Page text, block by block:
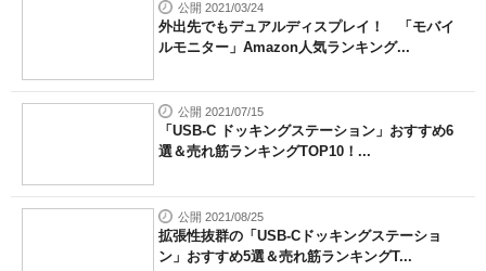
公開 2021/03/24
外出先でもデュアルディスプレイ！ 「モバイ
ルモニター」Amazon人気ランキング...
公開 2021/07/15
「USB-C ドッキングステーション」おすすめ6
選＆売れ筋ランキングTOP10！...
公開 2021/08/25
拡張性抜群の「USB-Cドッキングステーショ
ン」おすすめ5選＆売れ筋ランキングT...